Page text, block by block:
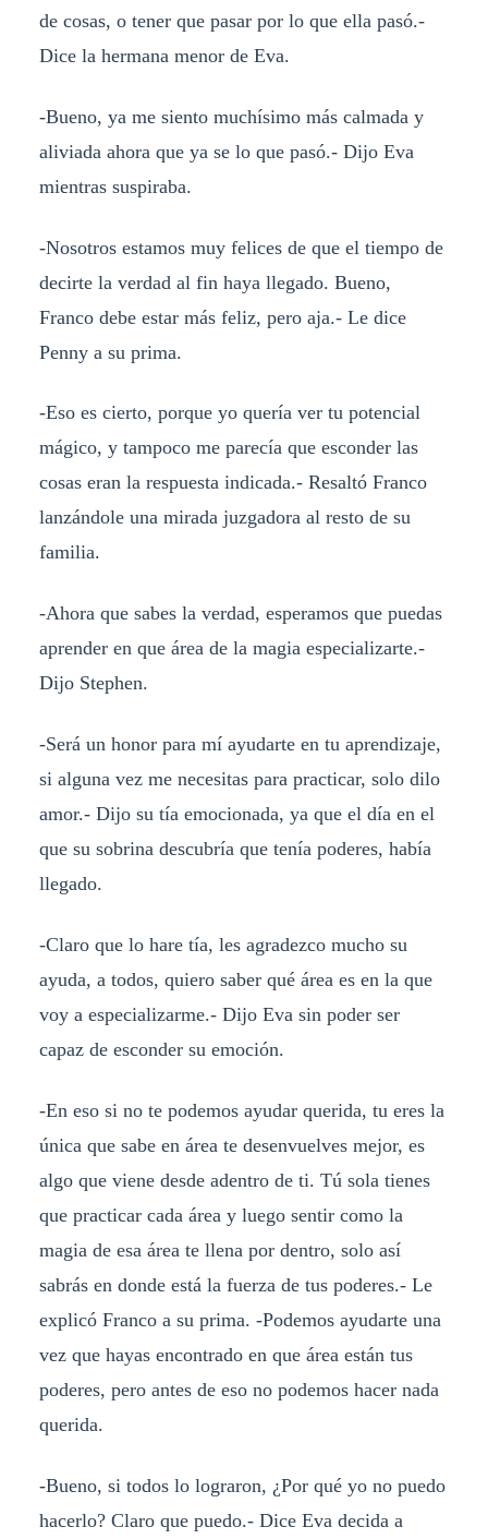
de cosas, o tener que pasar por lo que ella pasó.-
Dice la hermana menor de Eva.
-Bueno, ya me siento muchísimo más calmada y
aliviada ahora que ya se lo que pasó.- Dijo Eva
mientras suspiraba.
-Nosotros estamos muy felices de que el tiempo de
decirte la verdad al fin haya llegado. Bueno,
Franco debe estar más feliz, pero aja.- Le dice
Penny a su prima.
-Eso es cierto, porque yo quería ver tu potencial
mágico, y tampoco me parecía que esconder las
cosas eran la respuesta indicada.- Resaltó Franco
lanzándole una mirada juzgadora al resto de su
familia.
-Ahora que sabes la verdad, esperamos que puedas
aprender en que área de la magia especializarte.-
Dijo Stephen.
-Será un honor para mí ayudarte en tu aprendizaje,
si alguna vez me necesitas para practicar, solo dilo
amor.- Dijo su tía emocionada, ya que el día en el
que su sobrina descubría que tenía poderes, había
llegado.
-Claro que lo hare tía, les agradezco mucho su
ayuda, a todos, quiero saber qué área es en la que
voy a especializarme.- Dijo Eva sin poder ser
capaz de esconder su emoción.
-En eso si no te podemos ayudar querida, tu eres la
única que sabe en área te desenvuelves mejor, es
algo que viene desde adentro de ti. Tú sola tienes
que practicar cada área y luego sentir como la
magia de esa área te llena por dentro, solo así
sabrás en donde está la fuerza de tus poderes.- Le
explicó Franco a su prima. -Podemos ayudarte una
vez que hayas encontrado en que área están tus
poderes, pero antes de eso no podemos hacer nada
querida.
-Bueno, si todos lo lograron, ¿Por qué yo no puedo
hacerlo? Claro que puedo.- Dice Eva decida a